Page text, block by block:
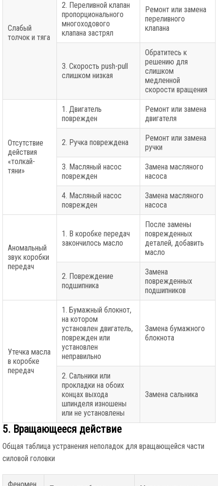
Слабый
толчок и тяга
2. Переливной клапан
пропорционального
многоходового
клапана застрял
Ремонт или замена
переливного
клапана
3. Скорость push-pull
слишком низкая
Обратитесь к
решению для
слишком
медленной
скорости вращения
Отсутствие
действия
«толкай-
тяни»
1. Двигатель
поврежден
Ремонт или замена
двигателя
2. Ручка повреждена
Ремонт или замена
ручки
3. Масляный насос
поврежден
Замена масляного
насоса
4. Масляный насос
поврежден
Замена масляного
насоса
Аномальный
звук коробки
передач
1. В коробке передач
закончилось масло
После замены
поврежденных
деталей, добавить
масло
2. Повреждение
подшипника
Замена
поврежденных
подшипников
Утечка масла
в коробке
передач
1. Бумажный блокнот,
на котором
установлен двигатель,
поврежден или
установлен
неправильно
Замена бумажного
блокнота
2. Сальники или
прокладки на обоих
концах выхода
шпинделя изношены
или не установлены
Замена сальника
5. Вращающееся действие
Общая таблица устранения неполадок для вращающейся части
силовой головки